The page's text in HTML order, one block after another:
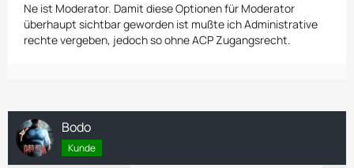
Ne ist Moderator. Damit diese Optionen für Moderator
überhaupt sichtbar geworden ist mußte ich Administrative
rechte vergeben, jedoch so ohne ACP Zugangsrecht.
Bodo
Kunde